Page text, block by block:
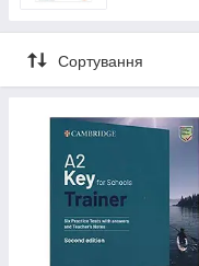
Сортування